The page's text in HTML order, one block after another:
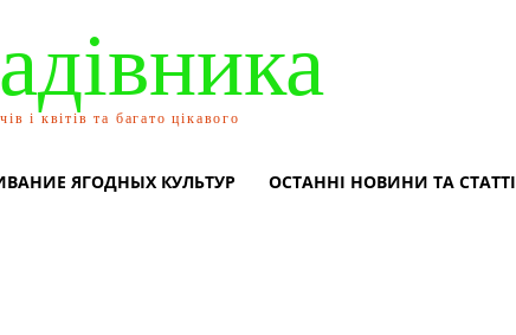
і квітів та багато цікавого
ЯГОДНЫХ КУЛЬТУР ОСТАННІ НОВИНИ ТА СТАТТІ